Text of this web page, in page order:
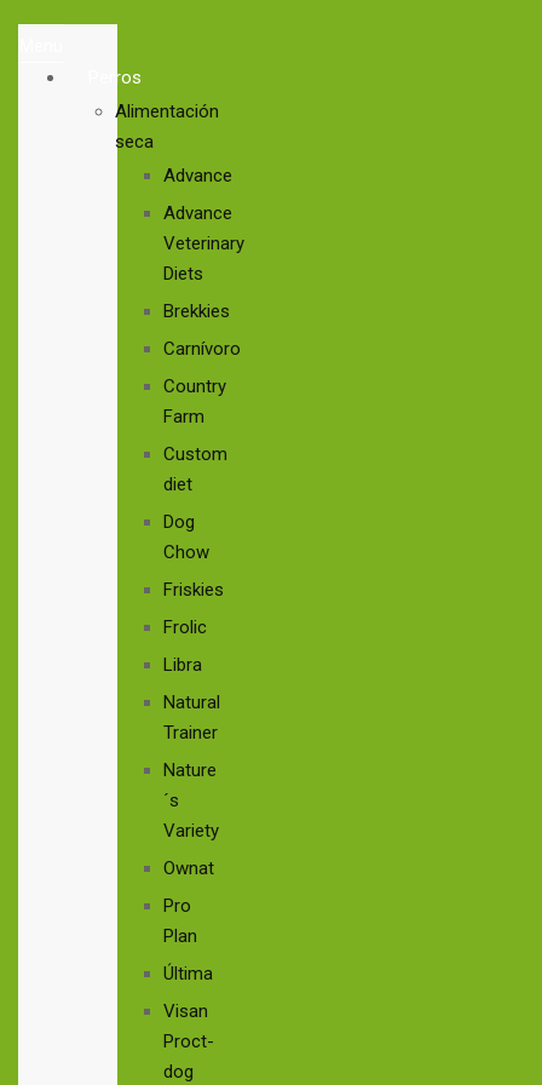
Perros
Alimentación
seca
Advance
Advance
Veterinary
Diets
Brekkies
Carnívoro
Country
Farm
Custom
diet
Dog
Chow
Friskies
Frolic
Libra
Natural
Trainer
Nature
´s
Variety
Ownat
Pro
Plan
Última
Visan
Proct-
dog